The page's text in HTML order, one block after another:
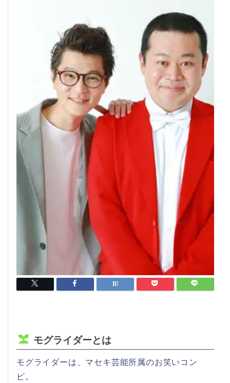
モグライダーとは
モグライダーは、マセキ芸能所属のお笑いコン
ビ。